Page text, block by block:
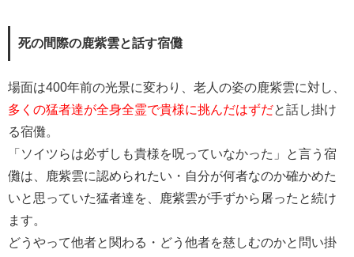
死の間際の鹿紫雲と話す宿儺
場面は400年前の光景に変わり、老人の姿の鹿紫雲に対し、
多くの猛者達が全身全霊で貴様に挑んだはずだと話し掛け
る宿儺。
「ソイツらは必ずしも貴様を呪っていなかった」と言う宿
儺は、鹿紫雲に認められたい・自分が何者なのか確かめた
いと思っていた猛者達を、鹿紫雲が手ずから屠ったと続け
ます。
どうやって他者と関わる・どう他者を慈しむのかと問い掛